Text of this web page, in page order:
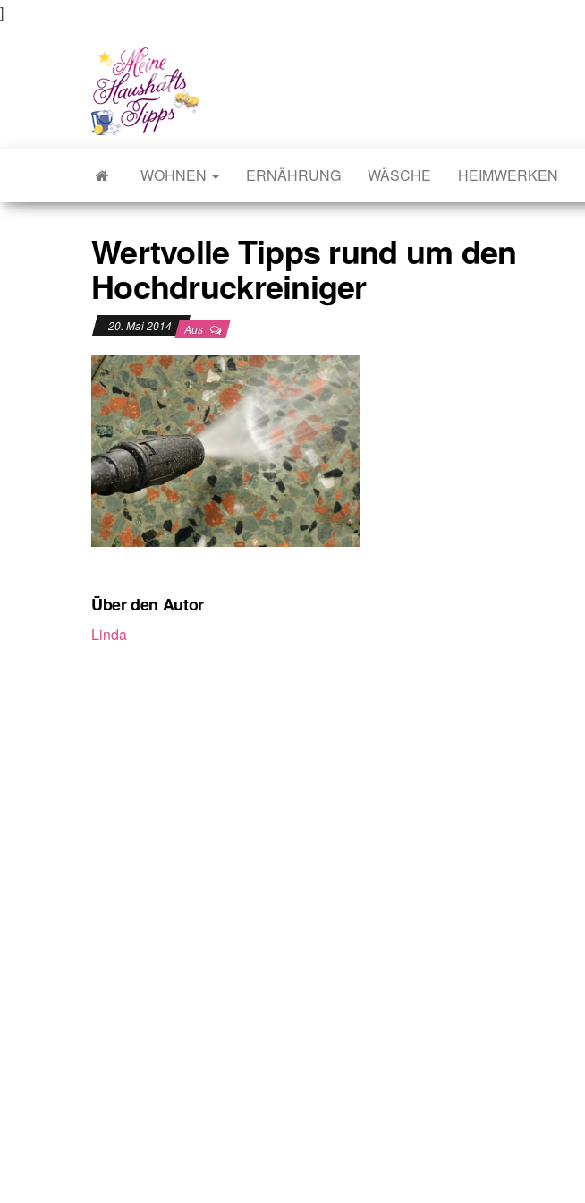
]
Meine Haushaltstipps
Das bisschen Haushalt . . .
WOHNEN ERNÄHRUNG WÄSCHE HEIMWERKEN
Wertvolle Tipps rund um den
Hochdruckreiniger
20. Mai 2014 Aus
Über den Autor
Linda